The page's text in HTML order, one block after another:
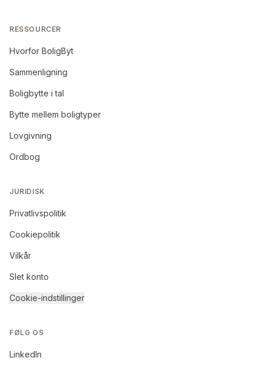
RESSOURCER
Hvorfor BoligByt
Sammenligning
Boligbytte i tal
Bytte mellem boligtyper
Lovgivning
Ordbog
JURIDISK
Privatlivspolitik
Cookiepolitik
Vilkår
Slet konto
Cookie-indstillinger
FØLG OS
LinkedIn